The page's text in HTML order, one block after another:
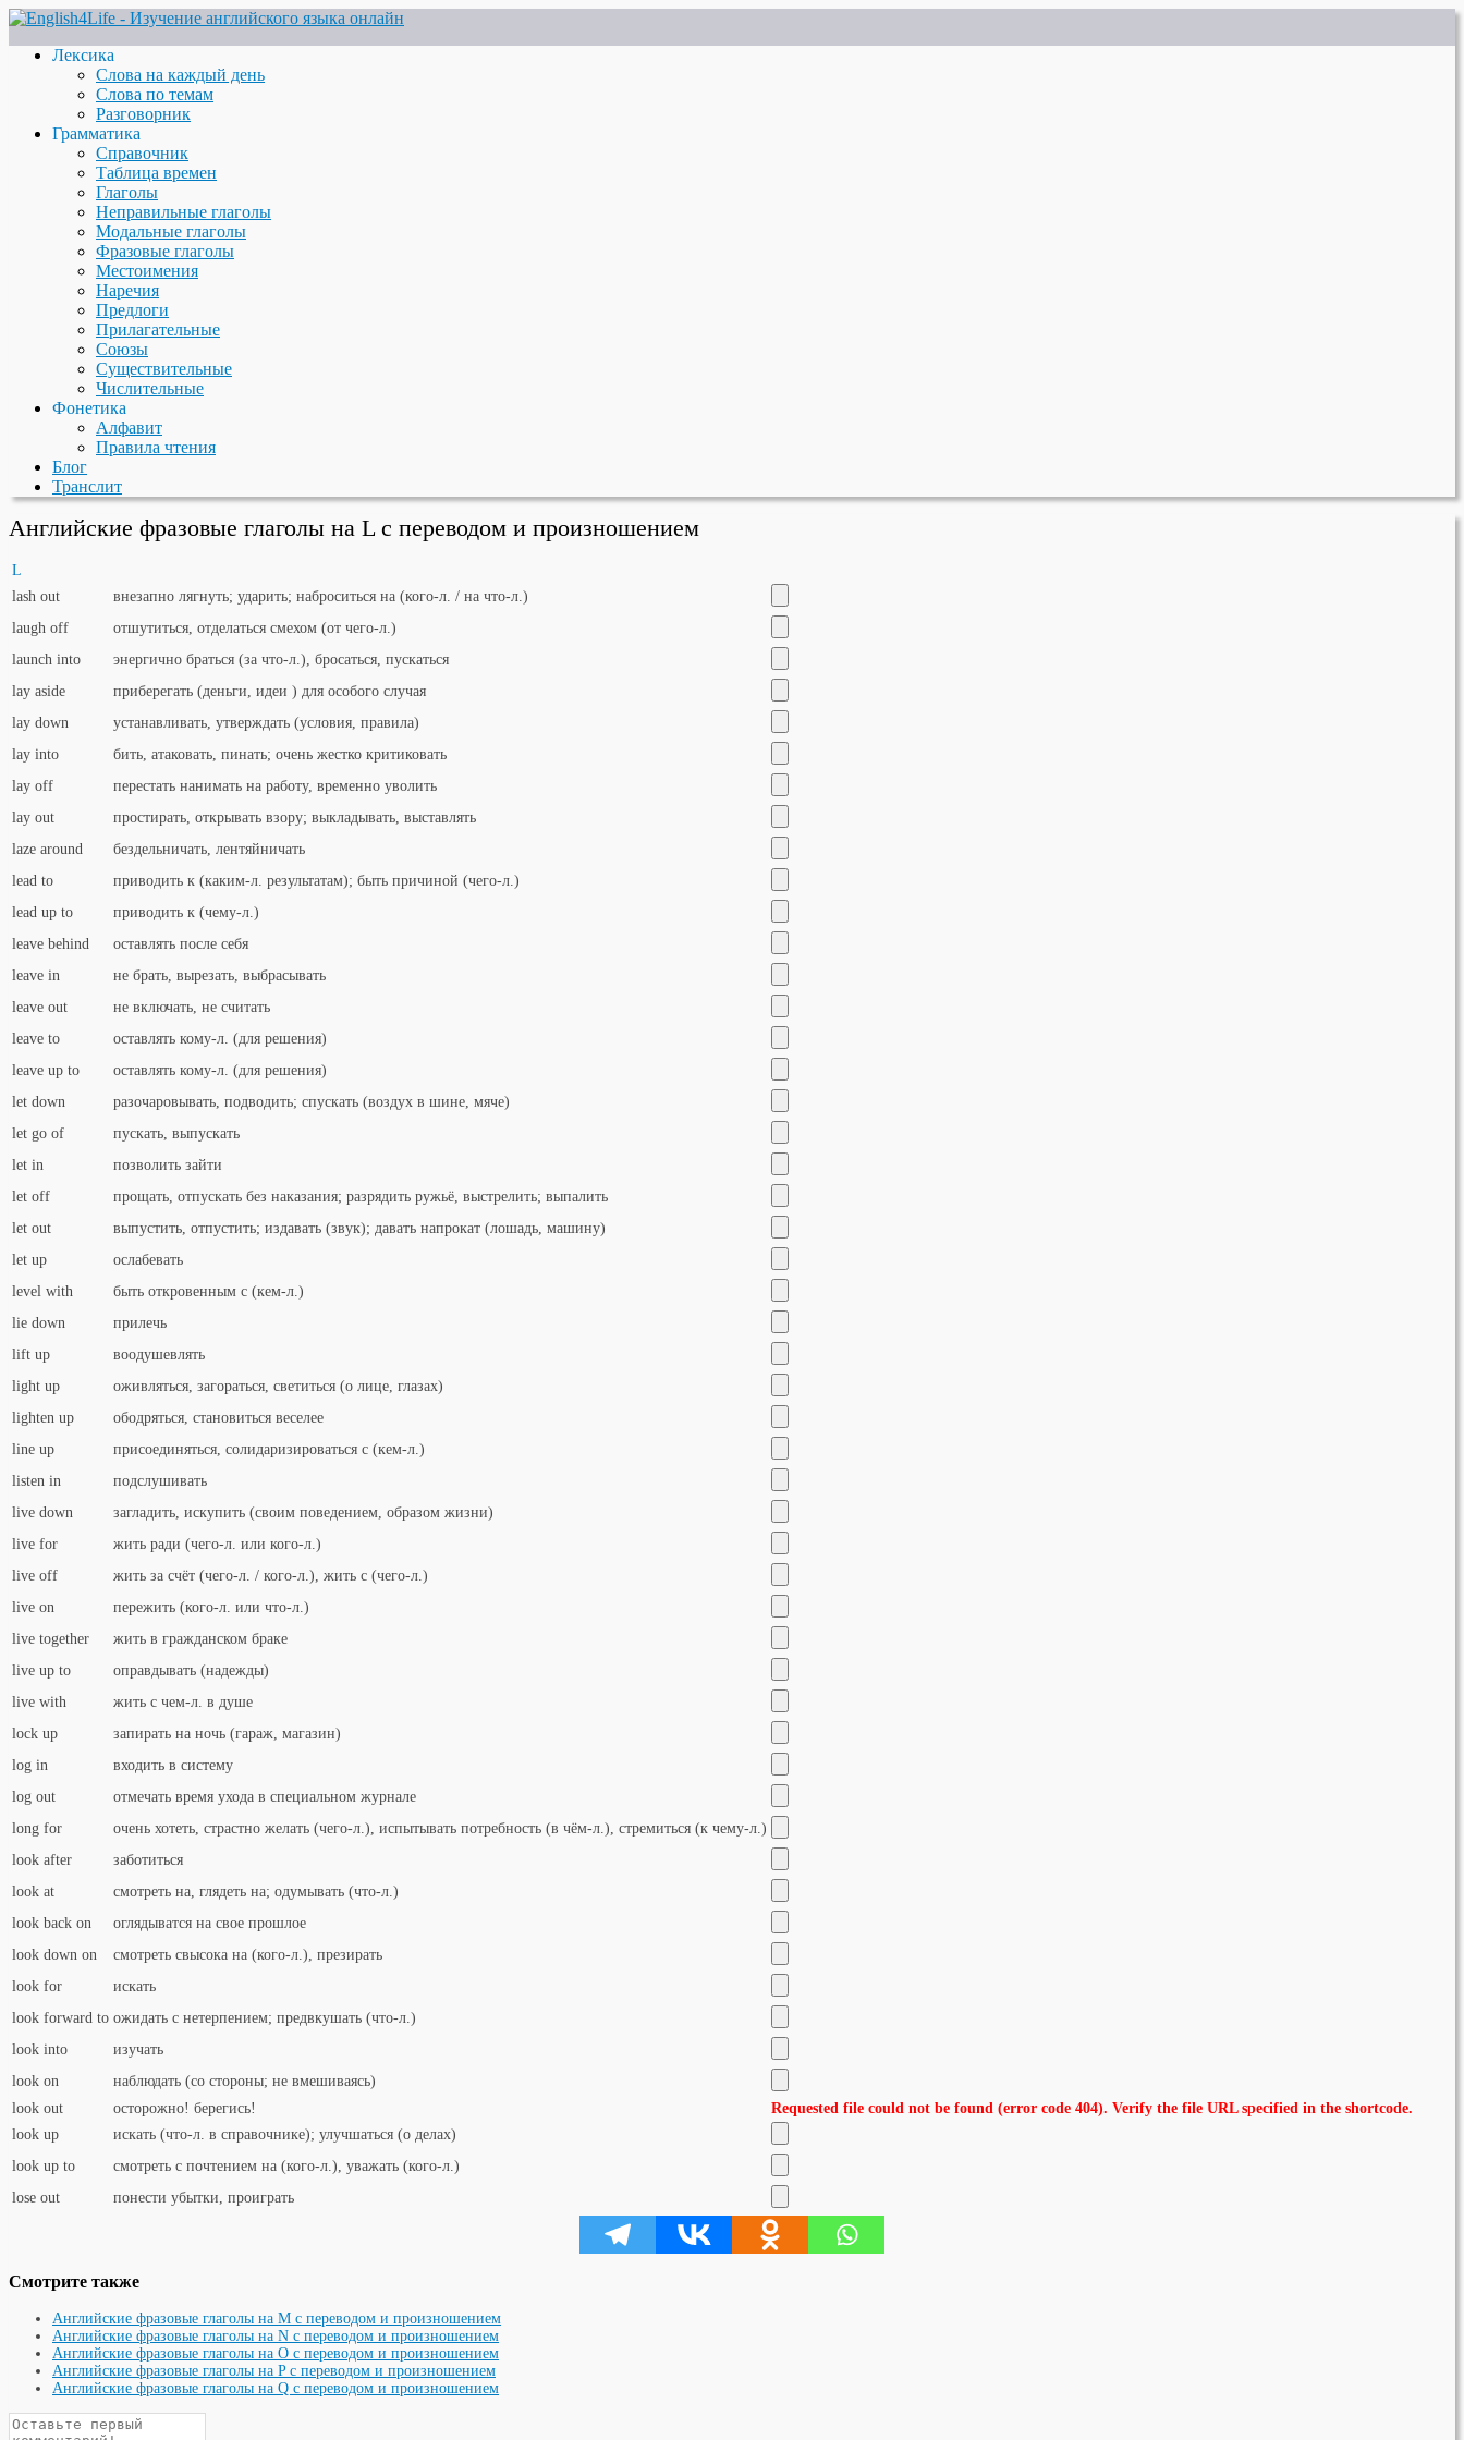
Лексика
Слова на каждый день
Слова по темам
Разговорник
Грамматика
Справочник
Таблица времен
Глаголы
Неправильные глаголы
Модальные глаголы
Фразовые глаголы
Местоимения
Наречия
Предлоги
Прилагательные
Союзы
Существительные
Числительные
Фонетика
Алфавит
Правила чтения
Блог
Транслит
Английские фразовые глаголы на L с переводом и произношением
L
lash out
внезапно лягнуть; ударить; наброситься на (кого-л. / на что-л.)
laugh off
отшутиться, отделаться смехом (от чего-л.)
launch into
энергично браться (за что-л.), бросаться, пускаться
lay aside
приберегать (деньги, идеи ) для особого случая
lay down
устанавливать, утверждать (условия, правила)
lay into
бить, атаковать, пинать; очень жестко критиковать
lay off
перестать нанимать на работу, временно уволить
lay out
простирать, открывать взору; выкладывать, выставлять
laze around
бездельничать, лентяйничать
lead to
приводить к (каким-л. результатам); быть причиной (чего-л.)
lead up to
приводить к (чему-л.)
leave behind
оставлять после себя
leave in
не брать, вырезать, выбрасывать
leave out
не включать, не считать
leave to
оставлять кому-л. (для решения)
leave up to
оставлять кому-л. (для решения)
let down
разочаровывать, подводить; спускать (воздух в шине, мяче)
let go of
пускать, выпускать
let in
позволить зайти
let off
прощать, отпускать без наказания; разрядить ружьё, выстрелить; выпалить
let out
выпустить, отпустить; издавать (звук); давать напрокат (лошадь, машину)
let up
ослабевать
level with
быть откровенным с (кем-л.)
lie down
прилечь
lift up
воодушевлять
light up
оживляться, загораться, светиться (о лице, глазах)
lighten up
ободряться, становиться веселее
line up
присоединяться, солидаризироваться с (кем-л.)
listen in
подслушивать
live down
загладить, искупить (своим поведением, образом жизни)
live for
жить ради (чего-л. или кого-л.)
live off
жить за счёт (чего-л. / кого-л.), жить с (чего-л.)
live on
пережить (кого-л. или что-л.)
live together
жить в гражданском браке
live up to
оправдывать (надежды)
live with
жить с чем-л. в душе
lock up
запирать на ночь (гараж, магазин)
log in
входить в систему
log out
отмечать время ухода в специальном журнале
long for
очень хотеть, страстно желать (чего-л.), испытывать потребность (в чём-л.), стремиться (к чему-л.)
look after
заботиться
look at
смотреть на, глядеть на; одумывать (что-л.)
look back on
оглядыватся на свое прошлое
look down on
смотреть свысока на (кого-л.), презирать
look for
искать
look forward to ожидать с нетерпением; предвкушать (что-л.)
look into
изучать
look on
наблюдать (со стороны; не вмешиваясь)
look out
осторожно! берегись!
Requested file could not be found (error code 404). Verify the file URL specified in the shortcode.
look up
искать (что-л. в справочнике); улучшаться (о делах)
look up to
смотреть с почтением на (кого-л.), уважать (кого-л.)
lose out
понести убытки, проиграть
Смотрите также
Английские фразовые глаголы на M с переводом и произношением
Английские фразовые глаголы на N с переводом и произношением
Английские фразовые глаголы на O с переводом и произношением
Английские фразовые глаголы на P с переводом и произношением
Английские фразовые глаголы на Q с переводом и произношением